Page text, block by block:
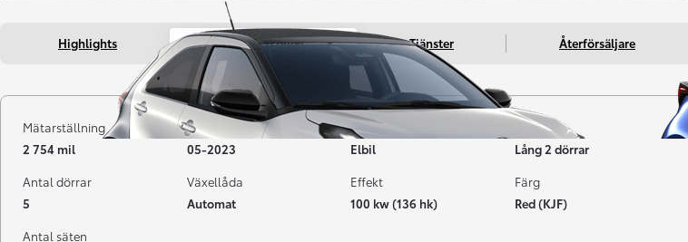
Highlights Fakta om bilen Tjänster Återförsäljare
Mätarställning
2 754 mil
Registrerad
05-2023
Bränsle
Elbil
Typ av bil
Lång 2 dörrar
Antal dörrar
5
Växellåda
Automat
Effekt
100 kw (136 hk)
Färg
Red (KJF)
Antal säten